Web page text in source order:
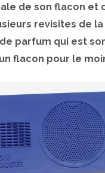
de son flacon et
revisites de
parfum qui est
flacon pour le